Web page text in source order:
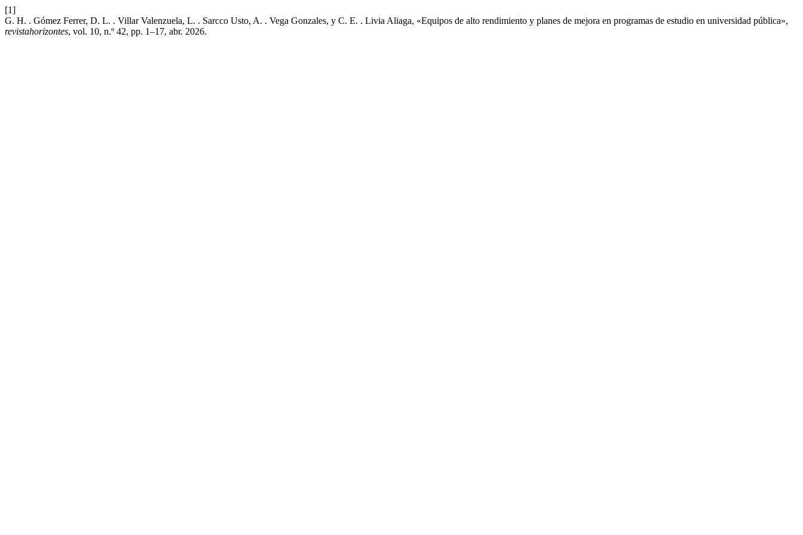
[1]
G. H. . Gómez Ferrer, D. L. . Villar Valenzuela, L. . Sarcco Usto, A. . Vega Gonzales, y C. E. . Livia Aliaga, «Equipos de alto rendimiento y planes de mejora en programas de estudio en universidad pública»,
revistahorizontes, vol. 10, n.º 42, pp. 1–17, abr. 2026.